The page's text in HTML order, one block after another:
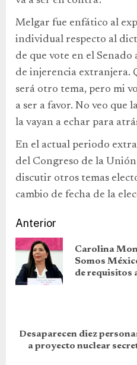
Melgar fue enfático al
individual respecto al
de que vote en el
de injerencia extranjera.
será otro tema, pero mi
a ser a favor. No veo que
la vayan a echar para
En el actual periodo
del Congreso de la
discutir otros temas
cambio de fecha de la
Anterior
Carolina
Somos
de requisitos
Desaparecen diez
a proyecto nuclear